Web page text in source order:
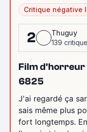
Critique négative
2
Thuguy
139
Film d'horreur
6825
J'ai regardé ça
sais même plus
fort longtemps.